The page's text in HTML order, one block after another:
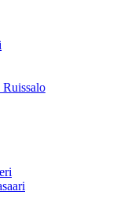
Ruissalo